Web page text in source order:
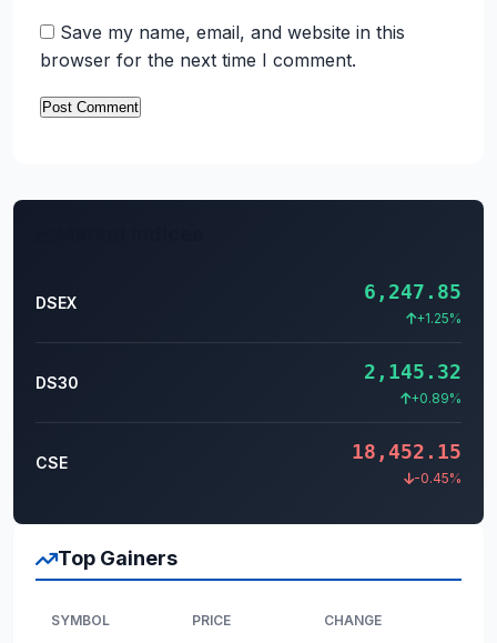
Save my name, email, and website in this
browser for the next time I comment.
DSEX 6,247.85
+1.25%
DS30 2,145.32
+0.89%
CSE 18,452.15
-0.45%
Top Gainers
SYMBOL PRICE CHANGE